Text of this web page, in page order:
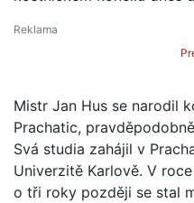
Mistr Jan Hus se narodil
Prachatic,
Svá studia zahájil v
Univerzitě Karlově. V
o tři roky později se stal